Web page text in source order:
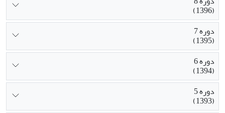
(1396)
دوره 7
(1395)
دوره 6
(1394)
دوره 5
(1393)